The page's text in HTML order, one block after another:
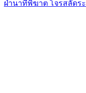
ฝ่านาทีพิฆาต โจรสลัดระ